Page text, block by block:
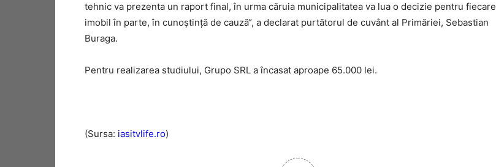
tehnic va prezenta un raport final, în urma căruia municipalitatea va lua o decizie pentru fiecare
imobil în parte, în cunoştinţă de cauză“, a declarat purtătorul de cuvânt al Primăriei, Sebastian
Buraga.
Pentru realizarea studiului, Grupo SRL a încasat aproape 65.000 lei.
(Sursa: iasitvlife.ro)